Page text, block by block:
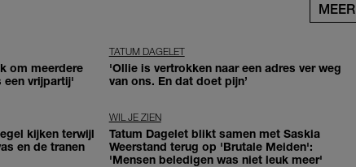
MEER
om meerdere
een vrijpartij'
TATUM DAGELET
'Ollie is vertrokken naar een adres ver weg
van ons. En dat doet pijn’
kijken terwijl
en de tranen
WIL JE ZIEN
Tatum Dagelet blikt samen met Saskia
Weerstand terug op 'Brutale Meiden':
'Mensen beledigen was niet leuk meer'